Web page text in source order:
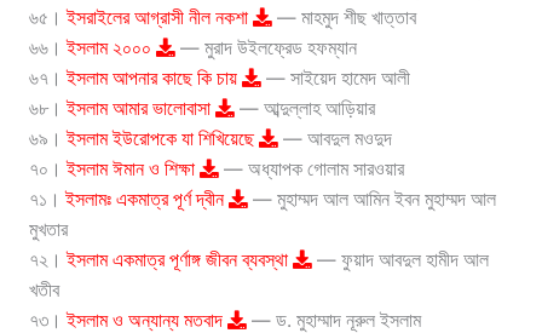
৬৫।ইসরাইলের আগ্রাসী নীল নকশা
— মাহমুদ শীছ খাত্তাব
৬৬।ইসলাম ২০০০
— মুরাদ উইলফ্রেড হফম্যান
৬৭।ইসলাম আপনার কাছে কি চায়
— সাইয়েদ হামেদ আলী
৬৮।ইসলাম আমার ভালোবাসা
— আব্দুল্লাহ আড়িয়ার
৬৯।ইসলাম ইউরোপকে যা শিখিয়েছে
— আবদুল মওদুদ
৭০।ইসলাম ঈমান ও শিক্ষা
— অধ্যাপক গোলাম সারওয়ার
৭১।ইসলামঃ একমাত্র পূর্ণ দ্বীন
— মুহাম্মদ আল আমিন ইবন মুহাম্মদ আল
মুখতার
৭২।ইসলাম একমাত্র পূর্ণাঙ্গ জীবন ব্যবস্থা
— ফুয়াদ আবদুল হামীদ আল
খতীব
৭৩।ইসলাম ও অন্যান্য মতবাদ
— ড. মুহাম্মাদ নূরুল ইসলাম